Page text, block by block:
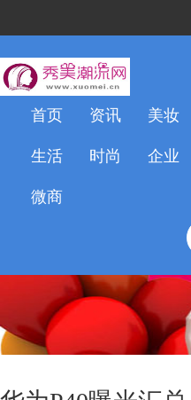
首页 资讯 美妆
生活 时尚 企业
微商